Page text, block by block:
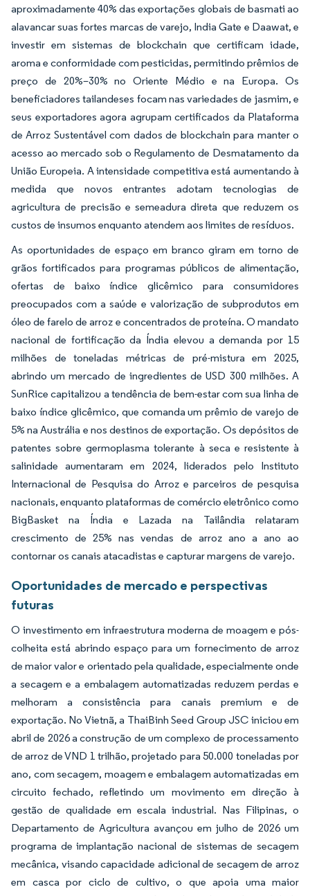
aproximadamente 40% das exportações globais de basmati ao
alavancar suas fortes marcas de varejo, India Gate e Daawat, e
investir em sistemas de blockchain que certificam idade,
aroma e conformidade com pesticidas, permitindo prêmios de
preço de 20%–30% no Oriente Médio e na Europa. Os
beneficiadores tailandeses focam nas variedades de jasmim, e
seus exportadores agora agrupam certificados da Plataforma
de Arroz Sustentável com dados de blockchain para manter o
acesso ao mercado sob o Regulamento de Desmatamento da
União Europeia. A intensidade competitiva está aumentando à
medida que novos entrantes adotam tecnologias de
agricultura de precisão e semeadura direta que reduzem os
custos de insumos enquanto atendem aos limites de resíduos.
As oportunidades de espaço em branco giram em torno de
grãos fortificados para programas públicos de alimentação,
ofertas de baixo índice glicêmico para consumidores
preocupados com a saúde e valorização de subprodutos em
óleo de farelo de arroz e concentrados de proteína. O mandato
nacional de fortificação da Índia elevou a demanda por 15
milhões de toneladas métricas de pré-mistura em 2025,
abrindo um mercado de ingredientes de USD 300 milhões. A
SunRice capitalizou a tendência de bem-estar com sua linha de
baixo índice glicêmico, que comanda um prêmio de varejo de
5% na Austrália e nos destinos de exportação. Os depósitos de
patentes sobre germoplasma tolerante à seca e resistente à
salinidade aumentaram em 2024, liderados pelo Instituto
Internacional de Pesquisa do Arroz e parceiros de pesquisa
nacionais, enquanto plataformas de comércio eletrônico como
BigBasket na Índia e Lazada na Tailândia relataram
crescimento de 25% nas vendas de arroz ano a ano ao
contornar os canais atacadistas e capturar margens de varejo.
Oportunidades de mercado e perspectivas
futuras
O investimento em infraestrutura moderna de moagem e pós-
colheita está abrindo espaço para um fornecimento de arroz
de maior valor e orientado pela qualidade, especialmente onde
a secagem e a embalagem automatizadas reduzem perdas e
melhoram a consistência para canais premium e de
exportação. No Vietnã, a ThaiBinh Seed Group JSC iniciou em
abril de 2026 a construção de um complexo de processamento
de arroz de VND 1 trilhão, projetado para 50.000 toneladas por
ano, com secagem, moagem e embalagem automatizadas em
circuito fechado, refletindo um movimento em direção à
gestão de qualidade em escala industrial. Nas Filipinas, o
Departamento de Agricultura avançou em julho de 2026 um
programa de implantação nacional de sistemas de secagem
mecânica, visando capacidade adicional de secagem de arroz
em casca por ciclo de cultivo, o que apoia uma maior